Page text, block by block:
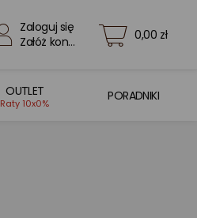
Zaloguj się
Załóż konto
0,00 zł
OUTLET
Raty 10x0%
PORADNIKI